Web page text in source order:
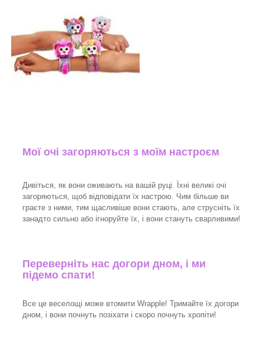
Мої очі загоряються з моїм настроєм
Дивіться, як вони оживають на вашій руці. Їхні великі очі
загоряються, щоб відповідати їх настрою. Чим більше ви
граєте з ними, тим щасливіше вони стають, але струсніть їх
занадто сильно або ігноруйте їх, і вони стануть сварливими!
Переверніть нас догори дном, і ми
підемо спати!
Все це веселощі може втомити Wrapple! Тримайте їх догори
дном, і вони почнуть позіхати і скоро почнуть хропіти!